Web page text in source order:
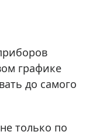
графике
до самого
только по